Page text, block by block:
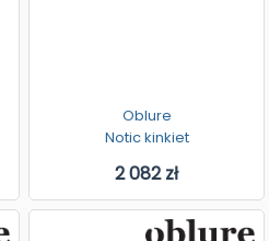
Oblure
Notic kinkiet
2 082 zł